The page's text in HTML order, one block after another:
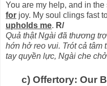
You are my help, and in
for joy. My soul clings fast
upholds me. R/
Quả thật Ngài đã thương
hớn hở reo vui. Trót cả tâm
tay quyền lực, Ngài che
c) Offertory: Our